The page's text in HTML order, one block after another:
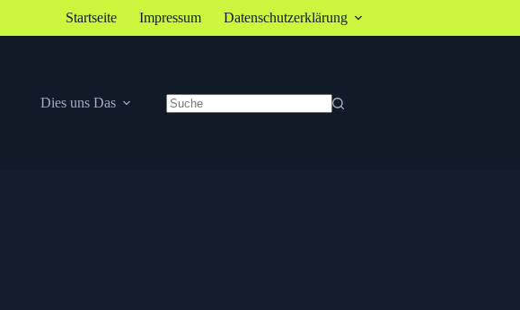
Startseite Impressum Datenschutzerklärung
Dies uns Das